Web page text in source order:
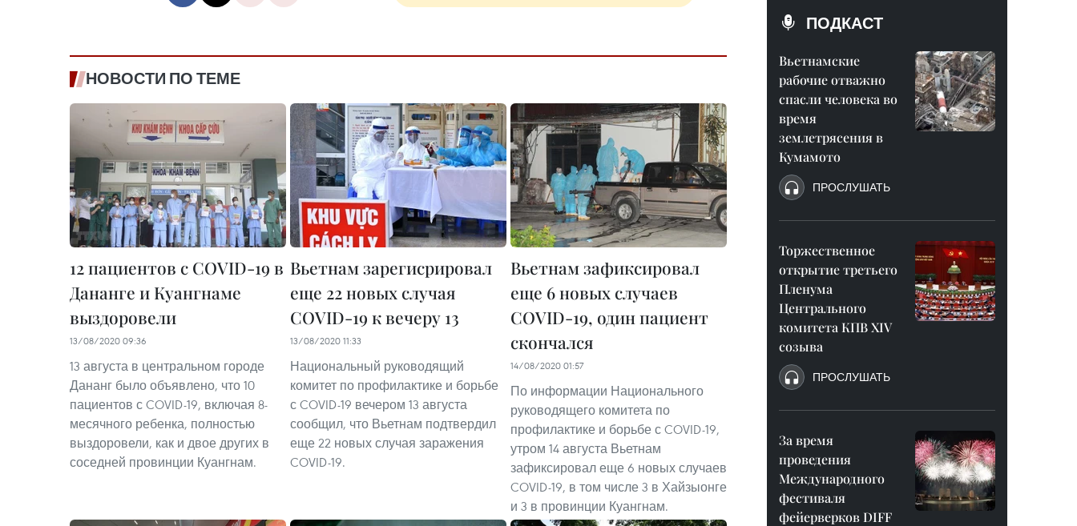
НОВОСТИ ПО ТЕМЕ
12 пациентов с COVID-19 в
Дананге и Куангнаме
выздоровели
13/08/2020 09:36
13 августа в центральном городе
Дананг было объявлено, что 10
пациентов с COVID-19, включая 8-
месячного ребенка, полностью
выздоровели, как и двое других в
соседней провинции Куангнам.
Вьетнам зарегисрировал
еще 22 новых случая
COVID-19 к вечеру 13
13/08/2020 11:33
Национальный руководящий
комитет по профилактике и борьбе
с COVID-19 вечером 13 августа
сообщил, что Вьетнам подтвердил
еще 22 новых случая заражения
COVID-19.
Вьетнам зафиксировал
еще 6 новых случаев
COVID-19, один пациент
скончался
14/08/2020 01:57
По информации Национального
руководящего комитета по
профилактике и борьбе с COVID-19,
утром 14 августа Вьетнам
зафиксировал еще 6 новых случаев
COVID-19, в том числе 3 в Хайзыонге
и 3 в провинции Куангнам.
ПОДКАСТ
Вьетнамские
рабочие отважно
спасли человека во
время
землетрясения в
Кумамото
ПРОСЛУШАТЬ
Торжественное
открытие третьего
Пленума
Центрального
комитета КПВ XIV
созыва
ПРОСЛУШАТЬ
За время
проведения
Международного
фестиваля
фейерверков DIFF